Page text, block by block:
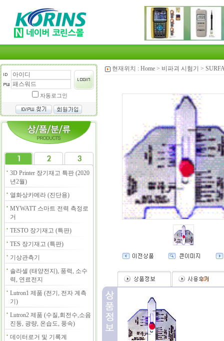
자동로그인
3D Printer 장기재고 특판 (2020
년2월)
열화상카메라 (진단용)
MYWATT 스마트 전력 측정로
거
TESTO 장기재고 (특판)
TES 장기재고 (특판)
기상관측기
솔라셀 (태양전지), 풍력, 소수
력, 연료전지
Lutron1 제품 (전기, 전자 계측
기)
Lutron2 제품 (수질,회전수,소음
진동, 광량, 온습도, 풍속)
데이터로거 및 기록계
현재위치 : Home > 비파괴 시험기 >
(0)